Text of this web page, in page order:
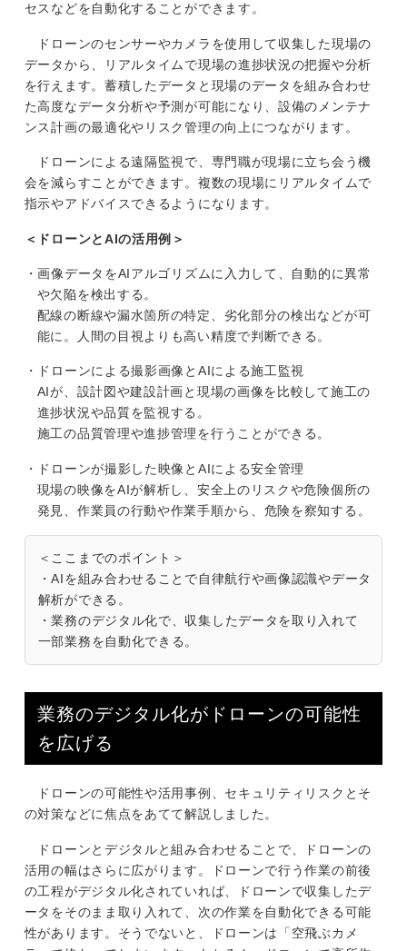
セスなどを自動化することができます。
ドローンのセンサーやカメラを使用して収集した現場の
データから、リアルタイムで現場の進捗状況の把握や分析
を行えます。蓄積したデータと現場のデータを組み合わせ
た高度なデータ分析や予測が可能になり、設備のメンテナ
ンス計画の最適化やリスク管理の向上につながります。
ドローンによる遠隔監視で、専門職が現場に立ち会う機
会を減らすことができます。複数の現場にリアルタイムで
指示やアドバイスできるようになります。
＜ドローンとAIの活用例＞
・画像データをAIアルゴリズムに入力して、自動的に異常
や欠陥を検出する。
配線の断線や漏水箇所の特定、劣化部分の検出などが可
能に。人間の目視よりも高い精度で判断できる。
・ドローンによる撮影画像とAIによる施工監視
AIが、設計図や建設計画と現場の画像を比較して施工の
進捗状況や品質を監視する。
施工の品質管理や進捗管理を行うことができる。
・ドローンが撮影した映像とAIによる安全管理
現場の映像をAIが解析し、安全上のリスクや危険個所の
発見、作業員の行動や作業手順から、危険を察知する。
＜ここまでのポイント＞
・AIを組み合わせることで自律航行や画像認識やデータ
解析ができる。
・業務のデジタル化で、収集したデータを取り入れて
一部業務を自動化できる。
業務のデジタル化がドローンの可能性
を広げる
ドローンの可能性や活用事例、セキュリティリスクとそ
の対策などに焦点をあてて解説しました。
ドローンとデジタルと組み合わせることで、ドローンの
活用の幅はさらに広がります。ドローンで行う作業の前後
の工程がデジタル化されていれば、ドローンで収集したデ
ータをそのまま取り入れて、次の作業を自動化できる可能
性があります。そうでないと、ドローンは「空飛ぶカメ